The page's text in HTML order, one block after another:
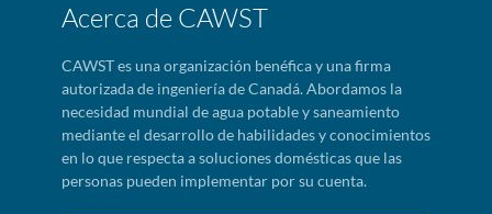
Acerca de CAWST
CAWST es una organización benéfica y una firma
autorizada de ingeniería de Canadá. Abordamos la
necesidad mundial de agua potable y saneamiento
mediante el desarrollo de habilidades y conocimientos
en lo que respecta a soluciones domésticas que las
personas pueden implementar por su cuenta.